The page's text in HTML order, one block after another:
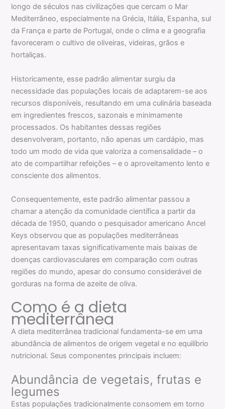
longo de séculos nas civilizações que cercam o Mar
Mediterrâneo, especialmente na Grécia, Itália, Espanha, sul
da França e parte de Portugal, onde o clima e a geografia
favoreceram o cultivo de oliveiras, videiras, grãos e
hortaliças.
Historicamente, esse padrão alimentar surgiu da
necessidade das populações locais de adaptarem-se aos
recursos disponíveis, resultando em uma culinária baseada
em ingredientes frescos, sazonais e minimamente
processados. Os habitantes dessas regiões
desenvolveram, portanto, não apenas um cardápio, mas
todo um modo de vida que valoriza a comensalidade – o
ato de compartilhar refeições – e o aproveitamento lento e
consciente dos alimentos.
Consequentemente, este padrão alimentar passou a
chamar a atenção da comunidade científica a partir da
década de 1950, quando o pesquisador americano Ancel
Keys observou que as populações mediterrâneas
apresentavam taxas significativamente mais baixas de
doenças cardiovasculares em comparação com outras
regiões do mundo, apesar do consumo considerável de
gorduras na forma de azeite de oliva.
Como é a dieta
mediterrânea
A dieta mediterrânea tradicional fundamenta-se em uma
abundância de alimentos de origem vegetal e no equilíbrio
nutricional. Seus componentes principais incluem:
Abundância de vegetais, frutas e
legumes
Estas populações tradicionalmente consomem em torno